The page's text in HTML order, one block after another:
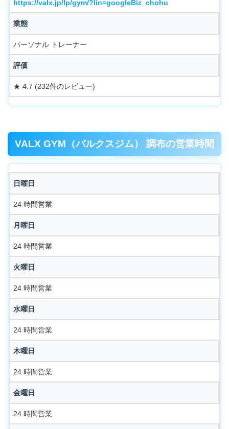
https://valx.jp/lp/gym/?lin=googleBiz_chohu
業態
パーソナル トレーナー
評価
★ 4.7 (232件のレビュー)
VALX GYM（バルクスジム） 調布の営業時間
日曜日
24 時間営業
月曜日
24 時間営業
火曜日
24 時間営業
水曜日
24 時間営業
木曜日
24 時間営業
金曜日
24 時間営業